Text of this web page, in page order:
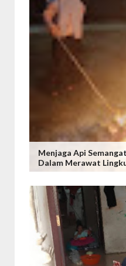
Menjaga Api
Dalam Merawat